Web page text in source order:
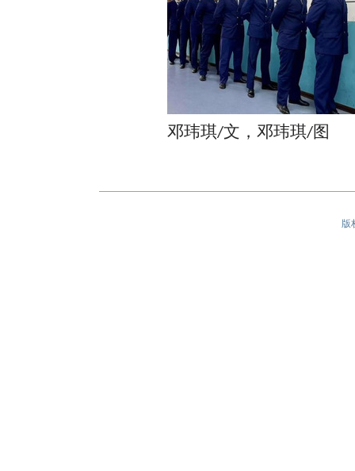
邓玮琪/文，邓玮琪/图
版